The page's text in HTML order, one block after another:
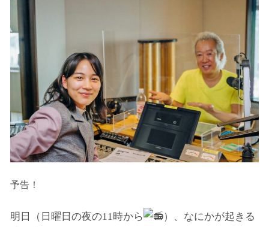
予告！
明日（日曜日の夜の11時から
）、なにかが起きる